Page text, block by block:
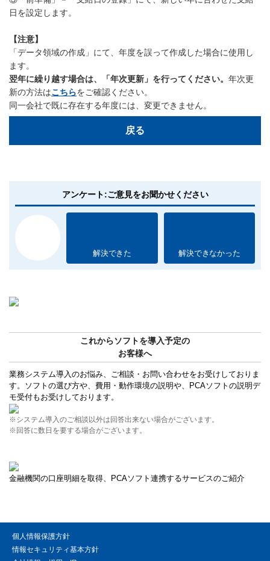
日を設定します。
【注意】
「データ領域の作成」にて、年度を誤って作成した場合に使用し
ます。
翌年に繰り越す場合は、「年次更新」を行ってください。 年次更
新の方法はこちらをご確認ください。
同一会社で既に存在する年度には、変更できません。
戻る
アンケート:ご意見をお聞かせください
解決できた 解決できなかった
これからソフトを導入予定の
お客様へ
業務システム導入のお悩み、ご相談・お問い合わせをお受けしておりま
す。ソフトの選び方や、費用・動作環境の説明や、PCAソフトの説明デ
モ受付もお受けしております。
※システム導入のご相談以外は回答出来ない場合がございます。
※回答に数日を要する場合がございます。
金融機関の口座明細を取得、PCAソフト連携するサービスのご紹介
個人情報保護方針
情報セキュリティ基本方針